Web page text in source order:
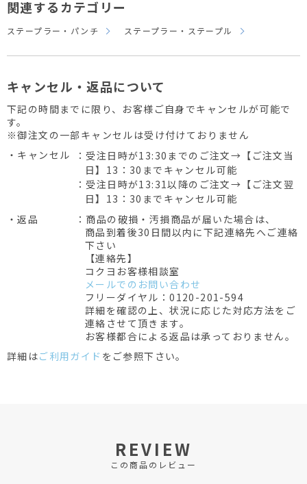
関連するカテゴリー
ステープラー・パンチ ステープラー・ステープル
キャンセル・返品について
下記の時間までに限り、お客様ご自身でキャンセルが可能で
す。
※御注文の一部キャンセルは受け付けておりません
・キャンセル
：受注日時が13:30までのご注文→【ご注文当
日】13：30までキャンセル可能
：受注日時が13:31以降のご注文→【ご注文翌
日】13：30までキャンセル可能
・返品
：商品の破損・汚損商品が届いた場合は、
商品到着後30日間以内に下記連絡先へご連絡
下さい
【連絡先】
コクヨお客様相談室
メールでのお問い合わせ
フリーダイヤル：0120-201-594
詳細を確認の上、状況に応じた対応方法をご
連絡させて頂きます。
お客様都合による返品は承っておりません。
詳細はご利用ガイド をご参照下さい。
REVIEW
この商品のレビュー